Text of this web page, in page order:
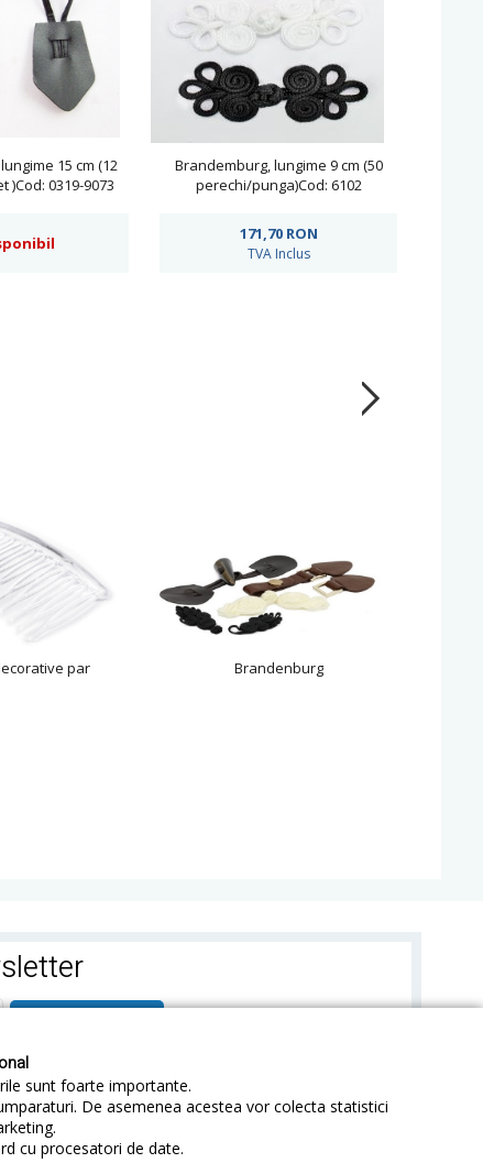
sunt foarte importante.
De asemenea acestea vor colecta statistici
cu procesatori de date.
15 cm (12
0319-9073
Brandemburg, lungime 9 cm (50
perechi/punga)Cod: 6102
171,70 RON
TVA Inclus
par Brandenburg
Sitemap